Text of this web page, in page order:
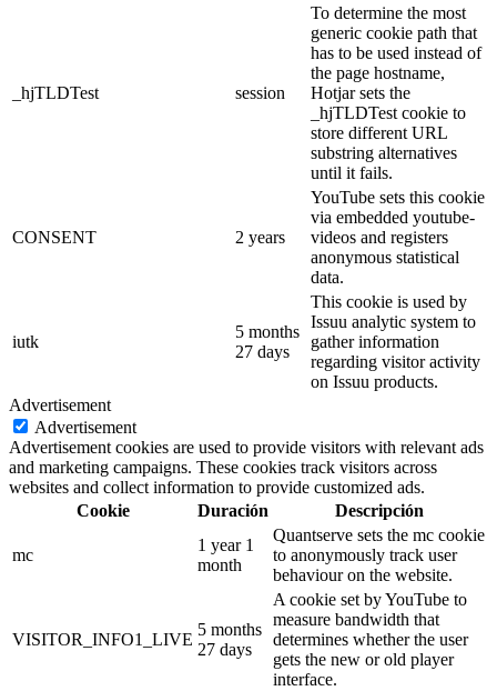
_hjTLDTest session
To determine the most
generic cookie path that
has to be used instead of
the page hostname,
Hotjar sets the
_hjTLDTest cookie to
store different URL
substring alternatives
until it fails.
CONSENT 2 years
YouTube sets this cookie
via embedded youtube-
videos and registers
anonymous statistical
data.
iutk
5 months
27 days
This cookie is used by
Issuu analytic system to
gather information
regarding visitor activity
on Issuu products.
Advertisement
Advertisement
Advertisement cookies are used to provide visitors with relevant ads
and marketing campaigns. These cookies track visitors across
websites and collect information to provide customized ads.
Cookie
Duración Descripción
mc
1 year 1
month
Quantserve sets the mc cookie
to anonymously track user
behaviour on the website.
VISITOR_INFO1_LIVE
5 months
27 days
A cookie set by YouTube to
measure bandwidth that
determines whether the user
gets the new or old player
interface.